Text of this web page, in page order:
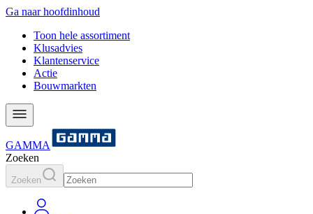
Ga naar hoofdinhoud
Toon hele assortiment
Klusadvies
Klantenservice
Actie
Bouwmarkten
GAMMA
Zoeken
Zoeken